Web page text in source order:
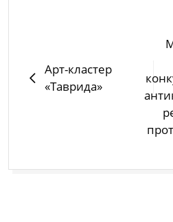
Арт-кластер
«Таврида»